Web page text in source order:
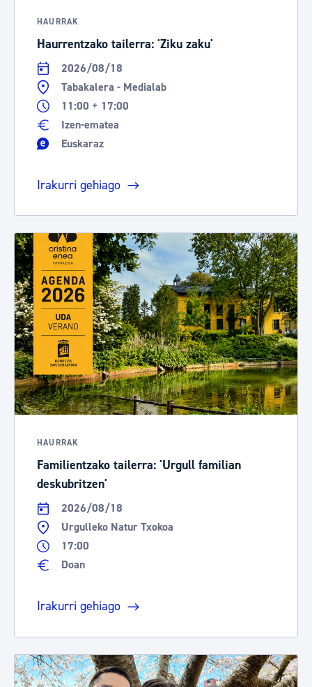
HAURRAK
Haurrentzako tailerra: 'Ziku zaku'
2026/08/18
Tabakalera - Medialab
11:00 + 17:00
Izen-ematea
Euskaraz
Irakurri gehiago
HAURRAK
Familientzako tailerra: 'Urgull familian
deskubritzen'
2026/08/18
Urgulleko Natur Txokoa
17:00
Doan
Irakurri gehiago